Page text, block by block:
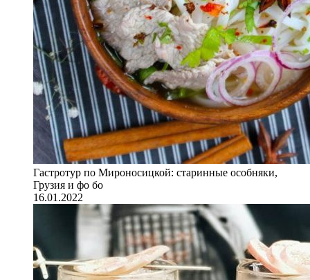
Гастротур по Мироносицкой: старинные особняки,
Грузия и фо бо
16.01.2022